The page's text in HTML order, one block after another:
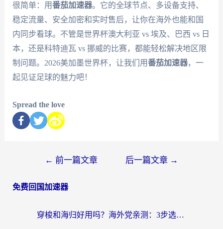
很简单：用番茄加速器。它的全球节点、多设备支持、
稳定流量、安全加密和实时售后，让你在海外也能和国
内同步看球。不管是世界杯澳大利亚 vs 埃及、巴西 vs 日
本，还是科特迪瓦 vs 挪威的比赛，都能轻松解决地区限
制问题。2026美加墨世界杯，让我们用番茄加速器，一
起见证足球的魅力吧！
Spread the love
← 前一篇文章 后一篇文章 →
免费回国加速器
穿梭和海归好用吗？海外党亲测：3步选对回国加速器，无缝刷国内剧玩手游